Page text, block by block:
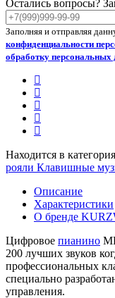
Остались вопросы?
Заполняя и отправляя
конфиденциальности
обработку персональных
Находится в
рояли Клавишные
Описание
Характеристики
О бренде
Цифровое пианино
200 лучших звуков
профессиональных
специально
управления.